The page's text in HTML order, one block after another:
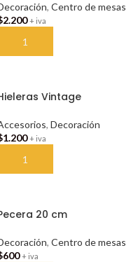
, Centro de mesas
2.200 + iva
AÑADIR AL CARRITO
Vintage
, Decoración
1.200 + iva
AÑADIR AL CARRITO
20 cm
, Centro de mesas
600 + iva